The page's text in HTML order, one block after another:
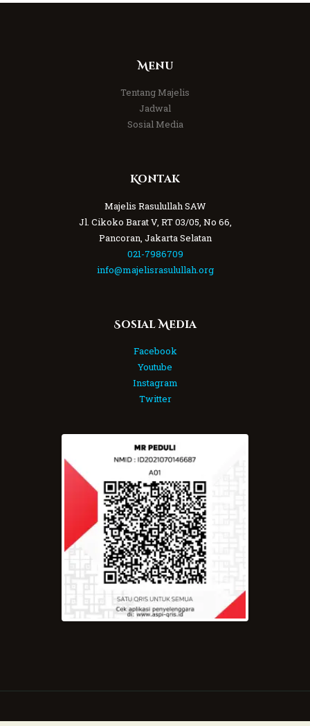
Menu
Tentang Majelis
Jadwal
Sosial Media
Kontak
Majelis Rasulullah SAW
Jl. Cikoko Barat V, RT 03/05, No 66,
Pancoran, Jakarta Selatan
021-7986709
info@majelisrasulullah.org
Sosial Media
Facebook
Youtube
Instagram
Twitter